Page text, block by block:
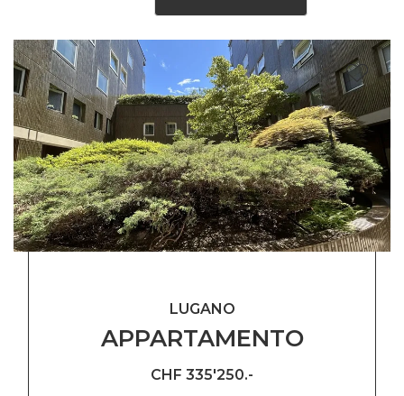
APPARTAMENTO
LUGANO
CHF 335'250.-